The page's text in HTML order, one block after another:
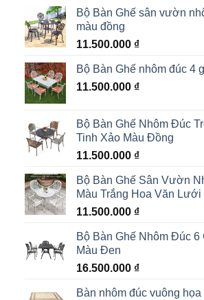
Bộ Bàn Ghế sân vườn
màu đồng
11.500.000 ₫
Bộ Bàn Ghế nhôm đúc 4
11.500.000 ₫
Bộ Bàn Ghế Nhôm Đúc
Tinh Xảo Màu Đồng
11.500.000 ₫
Bộ Bàn Ghế Sân Vườn
Màu Trắng Hoa Văn
11.500.000 ₫
Bộ Bàn Ghế Nhôm Đúc 6
Màu Đen
16.500.000 ₫
Bàn nhôm đúc vuông